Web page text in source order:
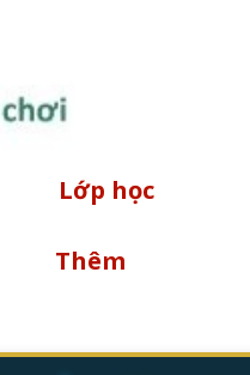
Lớp học
Thêm